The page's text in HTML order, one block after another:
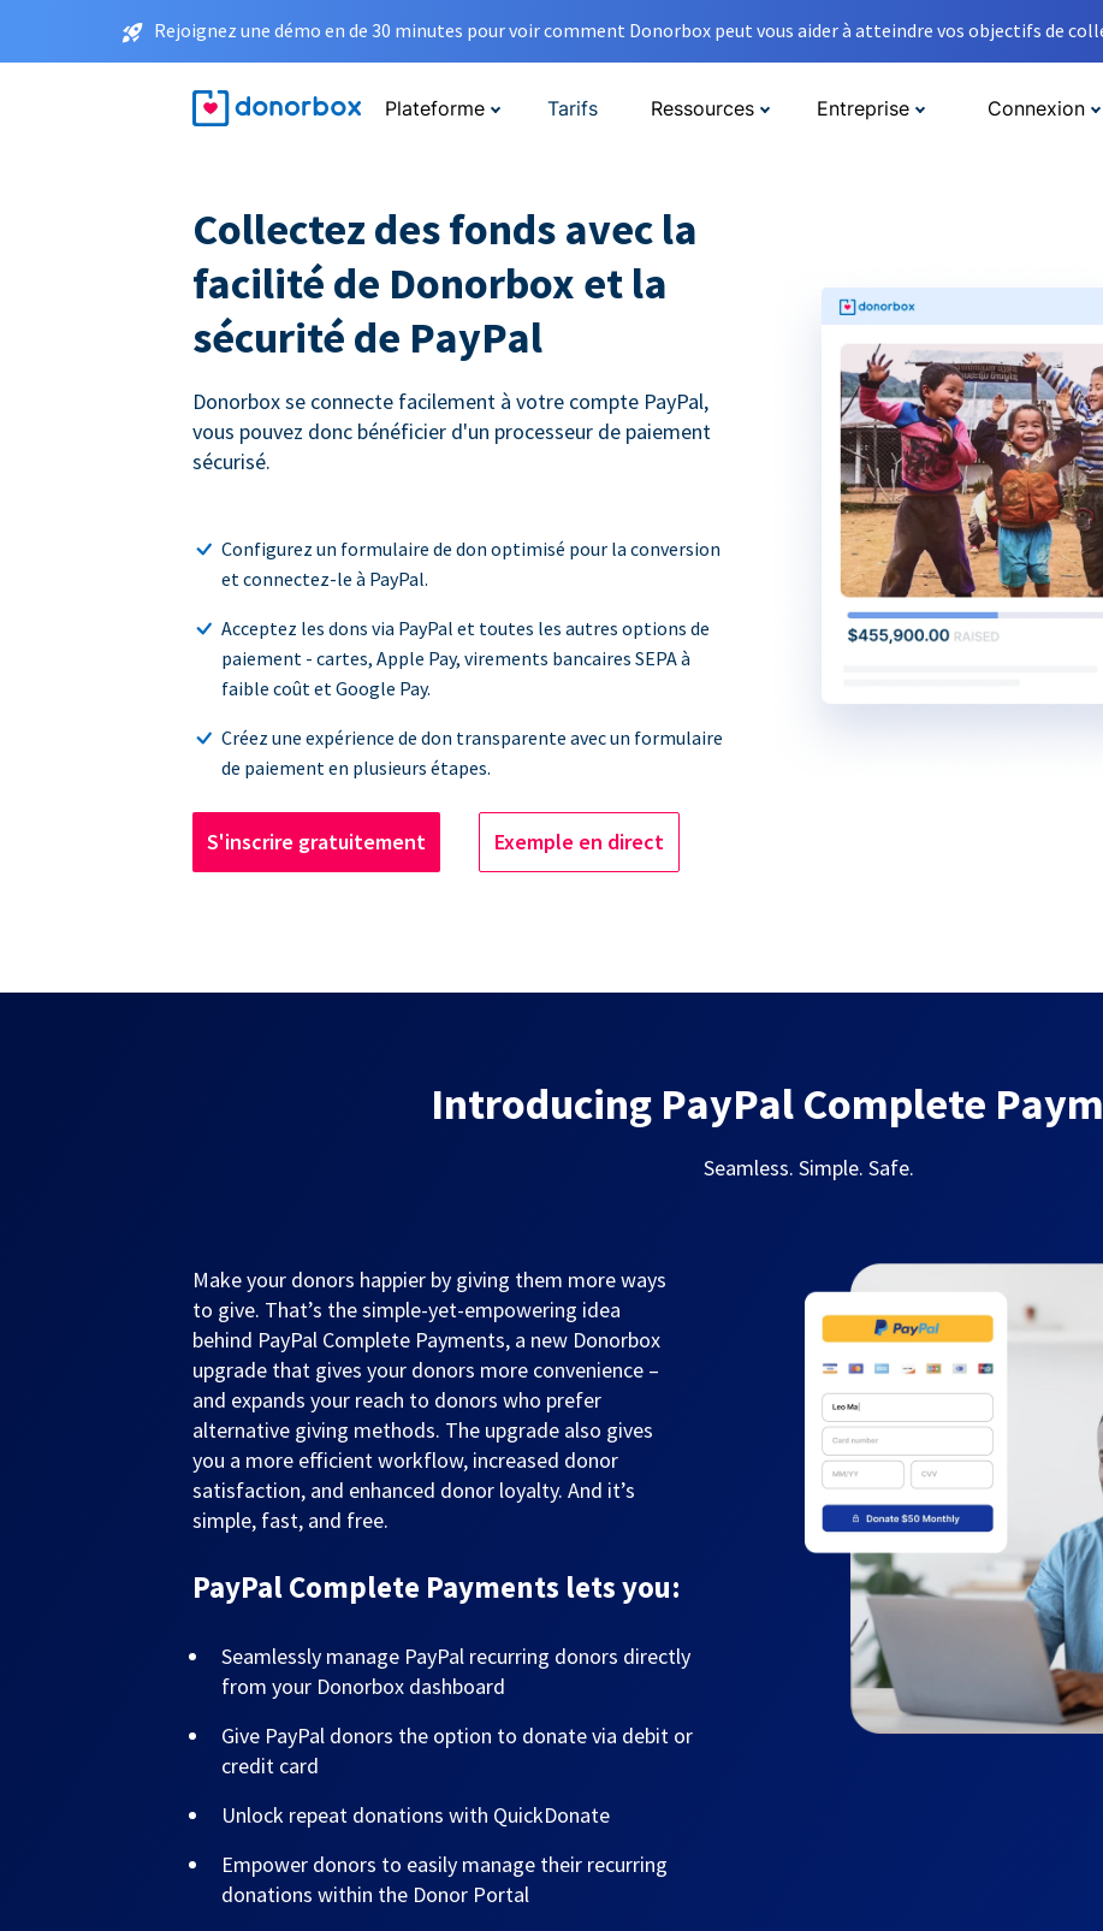
Rejoignez une démo en de 30 minutes pour voir comment Donorbox peut vous aider à atteindre vos objectifs de
Plateforme Tarifs Ressources Entreprise Connexion
Collectez des fonds avec la
facilité de Donorbox et la
sécurité de PayPal
Donorbox se connecte facilement à votre compte PayPal,
vous pouvez donc bénéficier d'un processeur de paiement
sécurisé.
Configurez un formulaire de don optimisé pour la conversion
et connectez-le à PayPal.
Acceptez les dons via PayPal et toutes les autres options de
paiement - cartes, Apple Pay, virements bancaires SEPA à
faible coût et Google Pay.
Créez une expérience de don transparente avec un formulaire
de paiement en plusieurs étapes.
S'inscrire gratuitement Exemple en direct
Introducing PayPal Complete
Seamless. Simple. Safe.
Make your donors happier by giving them more ways
to give. That’s the simple-yet-empowering idea
behind PayPal Complete Payments, a new Donorbox
upgrade that gives your donors more convenience –
and expands your reach to donors who prefer
alternative giving methods. The upgrade also gives
you a more efficient workflow, increased donor
satisfaction, and enhanced donor loyalty. And it’s
simple, fast, and free.
PayPal Complete Payments lets you:
Seamlessly manage PayPal recurring donors directly
from your Donorbox dashboard
Give PayPal donors the option to donate via debit or
credit card
Unlock repeat donations with QuickDonate
Empower donors to easily manage their recurring
donations within the Donor Portal